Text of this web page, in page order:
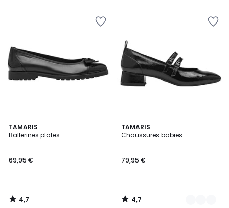
TAMARIS
Ballerines plates
69,95 €
4,7
/ 5
4,7
/
TAMARIS
Chaussures babies
79,95 €
4,7
/ 5
2
Couleurs
4,7
/